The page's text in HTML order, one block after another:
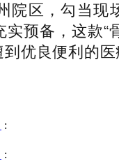
院区，勾当现
预备，这款
优良便利的医
:
: